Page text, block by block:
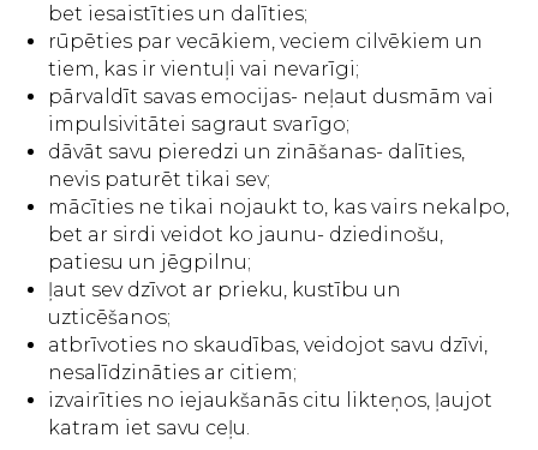
bet iesaistīties un dalīties;
rūpēties par vecākiem, veciem cilvēkiem un
tiem, kas ir vientuļi vai nevarīgi;
pārvaldīt savas emocijas- neļaut dusmām vai
impulsivitātei sagraut svarīgo;
dāvāt savu pieredzi un zināšanas- dalīties,
nevis paturēt tikai sev;
mācīties ne tikai nojaukt to, kas vairs nekalpo,
bet ar sirdi veidot ko jaunu- dziedinošu,
patiesu un jēgpilnu;
ļaut sev dzīvot ar prieku, kustību un
uzticēšanos;
atbrīvoties no skaudības, veidojot savu dzīvi,
nesalīdzināties ar citiem;
izvairīties no iejaukšanās citu likteņos, ļaujot
katram iet savu ceļu.